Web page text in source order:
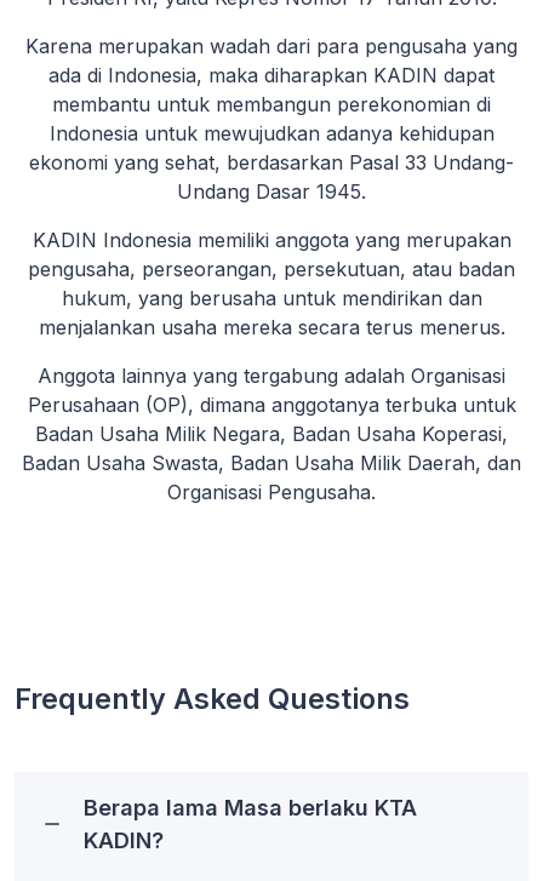
Karena merupakan wadah dari para pengusaha yang
ada di Indonesia, maka diharapkan KADIN dapat
membantu untuk membangun perekonomian di
Indonesia untuk mewujudkan adanya kehidupan
ekonomi yang sehat, berdasarkan Pasal 33 Undang-
Undang Dasar 1945.
KADIN Indonesia memiliki anggota yang merupakan
pengusaha, perseorangan, persekutuan, atau badan
hukum, yang berusaha untuk mendirikan dan
menjalankan usaha mereka secara terus menerus.
Anggota lainnya yang tergabung adalah Organisasi
Perusahaan (OP), dimana anggotanya terbuka untuk
Badan Usaha Milik Negara, Badan Usaha Koperasi,
Badan Usaha Swasta, Badan Usaha Milik Daerah, dan
Organisasi Pengusaha.
Frequently Asked Questions
Berapa lama Masa berlaku KTA
KADIN?